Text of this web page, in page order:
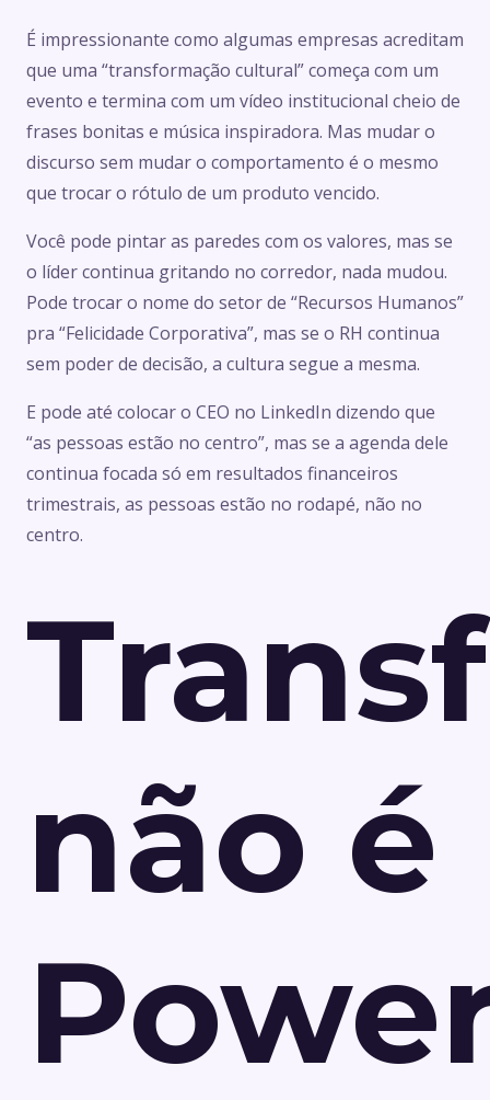
É impressionante como algumas empresas acreditam
que uma “transformação cultural” começa com um
evento e termina com um vídeo institucional cheio de
frases bonitas e música inspiradora. Mas mudar o
discurso sem mudar o comportamento é o mesmo
que trocar o rótulo de um produto vencido.
Você pode pintar as paredes com os valores, mas se
o líder continua gritando no corredor, nada mudou.
Pode trocar o nome do setor de “Recursos Humanos”
pra “Felicidade Corporativa”, mas se o RH continua
sem poder de decisão, a cultura segue a mesma.
E pode até colocar o CEO no LinkedIn dizendo que
“as pessoas estão no centro”, mas se a agenda dele
continua focada só em resultados financeiros
trimestrais, as pessoas estão no rodapé, não no
centro.
não é